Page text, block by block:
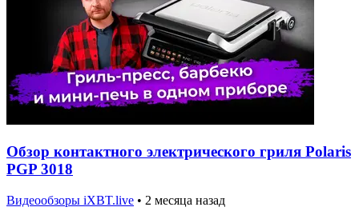
Обзор контактного электрического гриля Polaris
PGP 3018
Видеообзоры iXBT.live • 2 месяца назад